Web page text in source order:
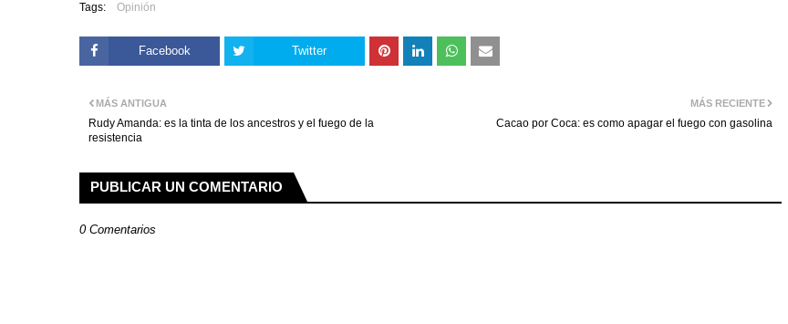
Tags: Opinión
Facebook Twitter
MÁS RECIENTE
Cacao por Coca: es como apagar el fuego con gasolina
MÁS ANTIGUA
Rudy Amanda: es la tinta de los ancestros y el fuego de la
resistencia
PUBLICAR UN COMENTARIO
0 Comentarios